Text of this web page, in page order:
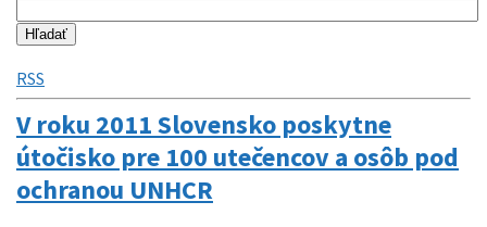
RSS
V roku 2011 Slovensko poskytne
útočisko pre 100 utečencov a osôb pod
ochranou UNHCR